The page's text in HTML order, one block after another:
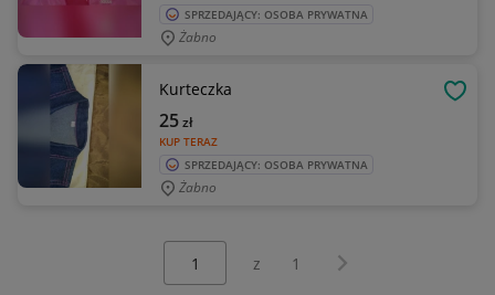
SPRZEDAJĄCY: OSOBA PRYWATNA
Żabno
Kurteczka
KUP TERAZ
25zł
SPRZEDAJĄCY: OSOBA PRYWATNA
Żabno
z 1 Następna strona